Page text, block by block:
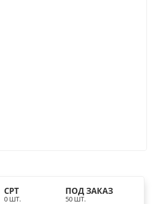
СРТ
0 ШТ.
ПОД ЗАКАЗ
50 ШТ.